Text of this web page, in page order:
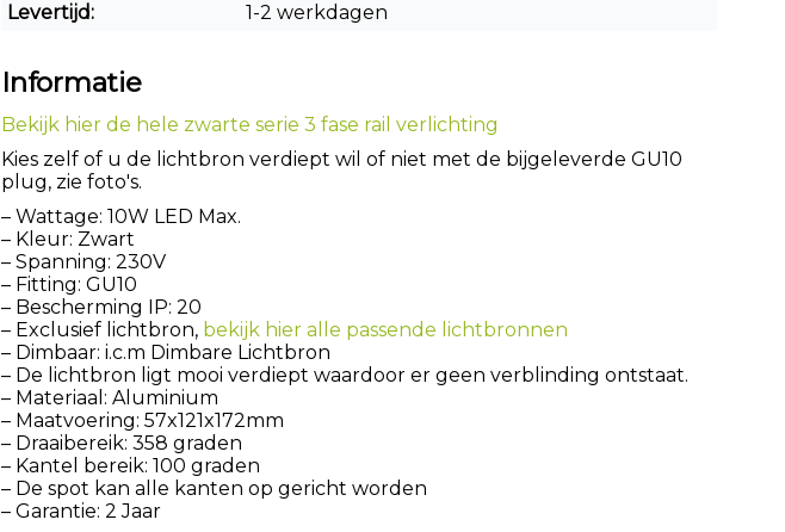
Levertijd:
1-2 werkdagen
Informatie
Bekijk hier de hele zwarte serie 3 fase rail verlichting
Kies zelf of u de lichtbron verdiept wil of niet met de bijgeleverde GU10
plug, zie foto's.
– Wattage: 10W LED Max.
– Kleur: Zwart
– Spanning: 230V
– Fitting: GU10
– Bescherming IP: 20
– Exclusief lichtbron, bekijk hier alle passende lichtbronnen
– Dimbaar: i.c.m Dimbare Lichtbron
– De lichtbron ligt mooi verdiept waardoor er geen verblinding ontstaat.
– Materiaal: Aluminium
– Maatvoering: 57x121x172mm
– Draaibereik: 358 graden
– Kantel bereik: 100 graden
– De spot kan alle kanten op gericht worden
– Garantie: 2 Jaar